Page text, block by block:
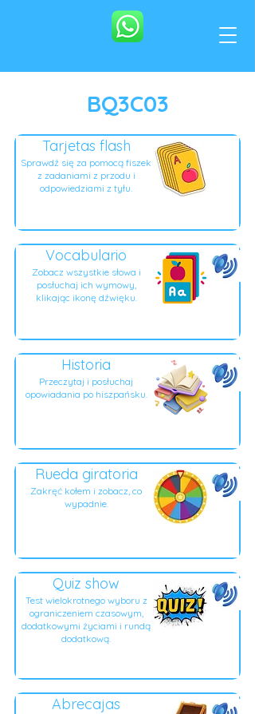
BQ3C03
Tarjetas flash
Sprawdź się za pomocą fiszek
z zadaniami z przodu i
odpowiedziami z tyłu.
Vocabulario
Zobacz wszystkie słowa i
posłuchaj ich wymowy,
klikając ikonę dźwięku.
Historia
Przeczytaj i posłuchaj
opowiadania po hiszpańsku.
Rueda giratoria
Zakręć kołem i zobacz, co
wypadnie.
Quiz show
Test wielokrotnego wyboru z
ograniczeniem czasowym,
dodatkowymi życiami i rundą
dodatkową.
Abrecajas